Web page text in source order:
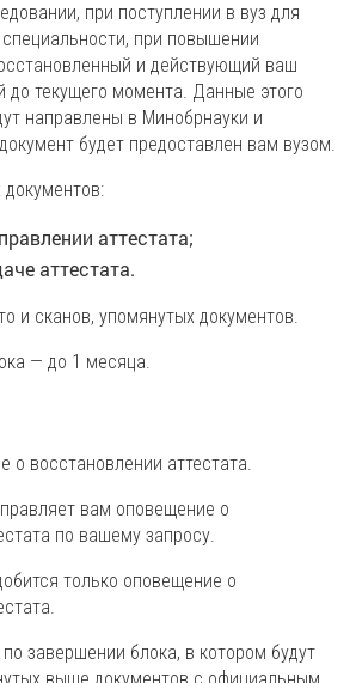
при поступлении в вуз для
при повышении
и действующий ваш
до текущего момента. Данные этого
направлены в Минобрнауки и
будет предоставлен вам вузом.
аттестата;
аттестата.
и сканов, упомянутых документов.
— до 1 месяца.
о восстановлении аттестата.
вам оповещение о
по вашему запросу.
только оповещение о
завершении блока, в котором будут